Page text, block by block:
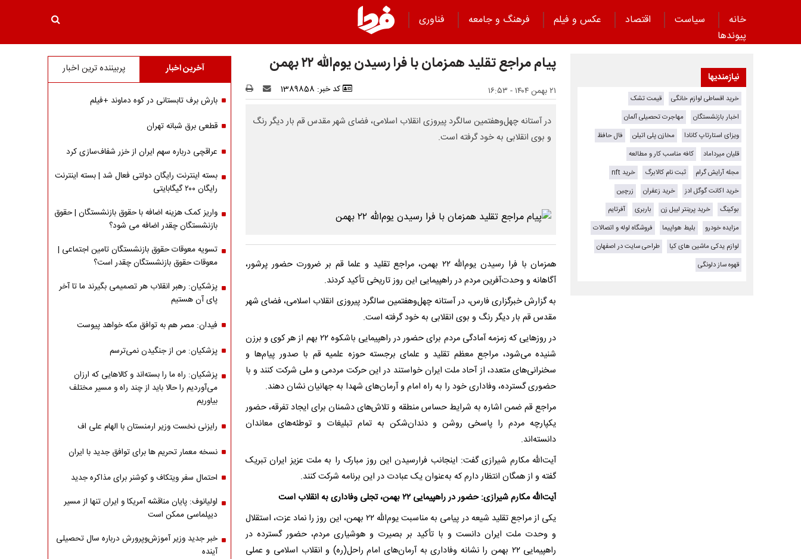
خانه سیاست اقتصاد عکس و فیلم فرهنگ و جامعه
فناوری
پیوند‌ها
پیام مراجع تقلید همزمان با فرا رسیدن یوم‌الله ۲۲ بهمن
۲۱ بهمن ۱۴۰۴ - ۱۶:۵۳ کد خبر: 1389858
در آستانه چهل‌وهفتمین سالگرد پیروزی انقلاب اسلامی، فضای شهر مقدس قم بار دیگر رنگ
و بوی انقلابی به خود گرفته است.
همزمان با فرا رسیدن یوم‌الله ۲۲ بهمن، مراجع تقلید و علما قم بر ضرورت حضور پرشور،
آگاهانه و وحدت‌آفرین مردم در راهپیمایی این روز تاریخی تأکید کردند.
به گزارش خبرگزاری فارس، در آستانه چهل‌وهفتمین سالگرد پیروزی انقلاب اسلامی، فضای شهر
مقدس قم بار دیگر رنگ و بوی انقلابی به خود گرفته است.
در روزهایی که زمزمه آمادگی مردم برای حضور در راهپیمایی باشکوه ۲۲ بهم از هر کوی و برزن
شنیده می‌شود، مراجع معظم تقلید و علمای برجسته حوزه علمیه قم با صدور پیام‌ها و
سخنرانی‌های متعدد، از آحاد ملت ایران خواستند در این حرکت مردمی و ملی شرکت کنند و با
حضوری گسترده، وفاداری خود را به راه امام و آرمان‌های شهدا به جهانیان نشان دهند.
مراجع قم ضمن اشاره به شرایط حساس منطقه و تلاش‌های دشمنان برای ایجاد تفرقه، حضور
یکپارچه مردم را پاسخی روشن و دندان‌شکن به تمام تبلیغات و توطئه‌های معاندان
دانسته‌اند.
آیت‌الله مکارم شیرازی گفت: اینجانب فرارسیدن این روز مبارک را به ملت عزیز ایران تبریک
گفته و از همگان انتظار دارم که به‌عنوان یک عبادت در این برنامه شرکت کنند.
آیت‌الله مکارم شیرازی: حضور در راهپیمایی ۲۲ بهمن، تجلی وفاداری به انقلاب است
یکی از مراجع تقلید شیعه در پیامی به مناسبت یوم‌الله ۲۲ بهمن، این روز را نماد عزت، استقلال
و وحدت ملت ایران دانست و با تأکید بر بصیرت و هوشیاری مردم، حضور گسترده در
راهپیمایی ۲۲ بهمن را نشانه وفاداری به آرمان‌های امام راحل(ره) و انقلاب اسلامی و عملی
نیازمندیها
خرید اقساطی لوازم خانگی
قیمت تشک
اخبار بازنشستگان
مهاجرت تحصیلی آلمان
ویزای استارتاپ کانادا
مخازن پلی اتیلن
فال حافظ
قلیان میرداماد
کافه مناسب کار و مطالعه
مجله آرایش گرام
ثبت نام کالابرگ
خرید nft
خرید اکانت گوگل ادز
خرید زعفران
زرچین
بوکینگ
خرید پرینتر لیبل زن باربری
آفرتایم
مزایده خودرو
بلیط هواپیما
فروشگاه لوله و اتصالات
لوازم یدکی ماشین های کیا
طراحی سایت در اصفهان
قهوه ساز دلونگی
آخرین اخبار پربیننده ترین اخبار
بارش برف تابستانی در کوه دماوند +فیلم
قطعی برق شبانه تهران
عراقچی درباره سهم ایران از خزر شفاف‌سازی کرد
بسته اینترنت رایگان دولتی فعال شد | بسته اینترنت
رایگان ۲۰۰ گیگابایتی
واریز کمک هزینه اضافه با حقوق بازنشستگان | حقوق
بازنشستگان چقدر اضافه می شود؟
تسویه معوقات حقوق بازنشستگان تامین اجتماعی |
معوقات حقوق بازنشستگان چقدر است؟
پزشکیان: رهبر انقلاب هر تصمیمی بگیرند ما تا آخر
پای آن هستیم
فیدان: مصر هم به توافق مکه خواهد پیوست
پزشکیان: من از جنگیدن نمی‌ترسم
پزشکیان: راه ما را بسته‌اند و کالاهایی که ارزان
می‌آوردیم را حالا باید از چند راه و مسیر مختلف
بیاوریم
رایزنی نخست وزیر ارمنستان با الهام علی اف
نسخه معمار تحریم ها برای توافق جدید با ایران
احتمال سفر ویتکاف و کوشنر برای مذاکره جدید
اولیانوف: پایان مناقشه آمریکا و ایران تنها از مسیر
دیپلماسی ممکن است
خبر جدید وزیر آموزش‌وپرورش درباره سال تحصیلی
آینده